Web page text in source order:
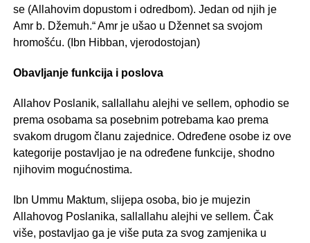
se (Allahovim dopustom i odredbom). Jedan od njih je
Amr b. Džemuh.“ Amr je ušao u Džennet sa svojom
hromošću. (Ibn Hibban, vjerodostojan)
Obavljanje funkcija i poslova
Allahov Poslanik, sallallahu alejhi ve sellem, ophodio se
prema osobama sa posebnim potrebama kao prema
svakom drugom članu zajednice. Određene osobe iz ove
kategorije postavljao je na određene funkcije, shodno
njihovim mogućnostima.
Ibn Ummu Maktum, slijepa osoba, bio je mujezin
Allahovog Poslanika, sallallahu alejhi ve sellem. Čak
više, postavljao ga je više puta za svog zamjenika u